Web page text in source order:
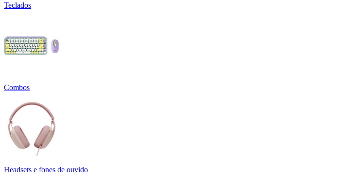
Teclados
Combos
Headsets e fones de ouvido